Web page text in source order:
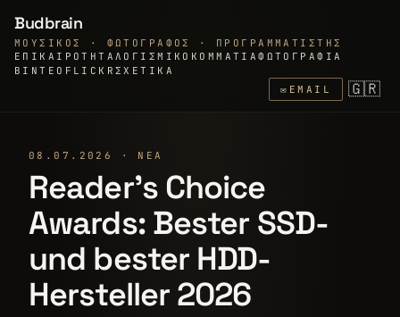
Budbrain
ΜΟΥΣΙΚΌΣ · ΦΩΤΟΓΡΆΦΟΣ · ΠΡΟΓΡΑΜΜΑΤΙΣΤΉΣ
ΕΠΙΚΑΙΡΌΤΗΤΑΛΟΓΙΣΜΙΚΌ ΚΟΜΜΆΤΙΑΦΩΤΟΓΡΑΦΊΑ
ΒΊΝΤΕΟ FLICKRΣΧΕΤΙΚΆ
✉ EMAIL 🇬🇷
08.07.2026 · ΝΈΑ
Reader's Choice
Awards: Bester SSD-
und bester HDD-
Hersteller 2026